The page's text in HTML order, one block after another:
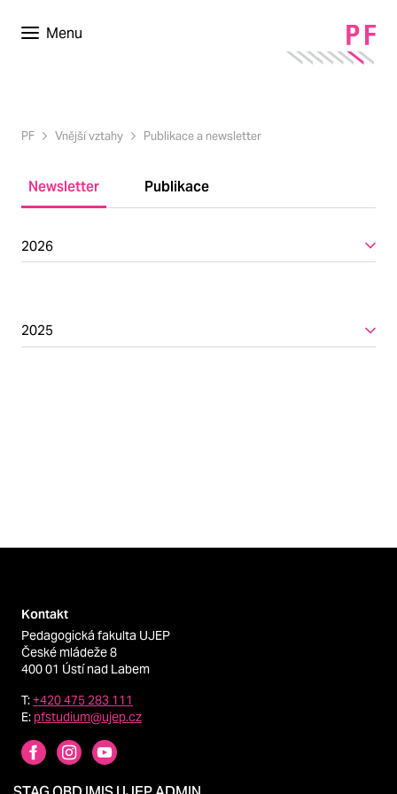
Menu
PF Vnější vztahy Publikace a newsletter
Newsletter Publikace
2026
2025
Kontakt
Pedagogická fakulta UJEP
České mládeže 8
400 01 Ústí nad Labem
T:+420 475 283 111
E:pfstudium@ujep.cz